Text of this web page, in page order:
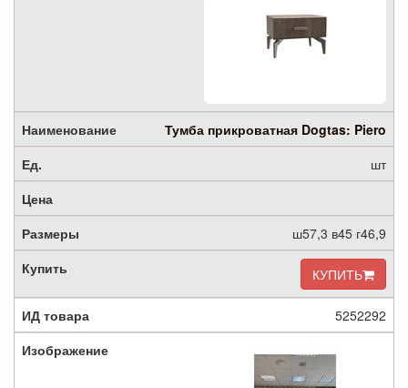
Тумба прикроватная Dogtas: Piero
шт
ш57,3 в45 г46,9
КУПИТЬ
5252292